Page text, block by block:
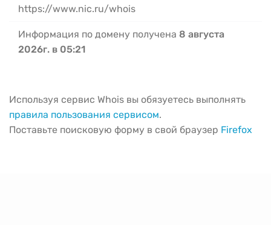
https://www.nic.ru/whois
Информация по домену получена 8 августа
2026г. в 05:21
Используя сервис Whois вы обязуетесь выполнять
правила пользования сервисом.
Поставьте поисковую форму в свой браузер Firefox